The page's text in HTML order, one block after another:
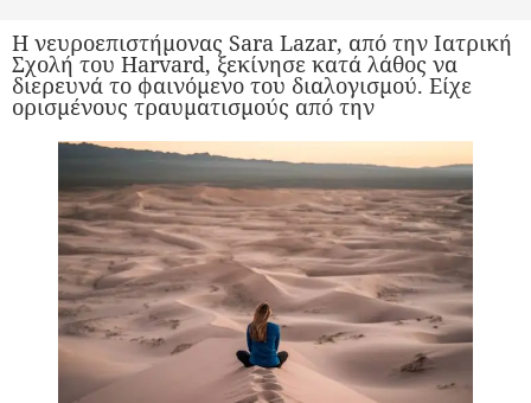
Η νευροεπιστήμονας Sara Lazar, από την Ιατρική
Σχολή του Harvard, ξεκίνησε κατά λάθος να
διερευνά το φαινόμενο του διαλογισμού. Είχε
ορισμένους τραυματισμούς από την